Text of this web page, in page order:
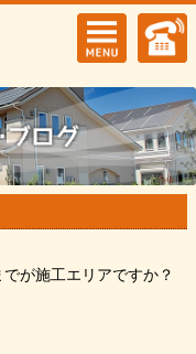
が施工エリアですか？